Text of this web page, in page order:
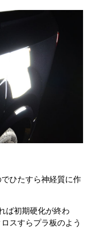
ひたすら神経質に作
ば初期硬化が終わ
スすらプラ板のよう